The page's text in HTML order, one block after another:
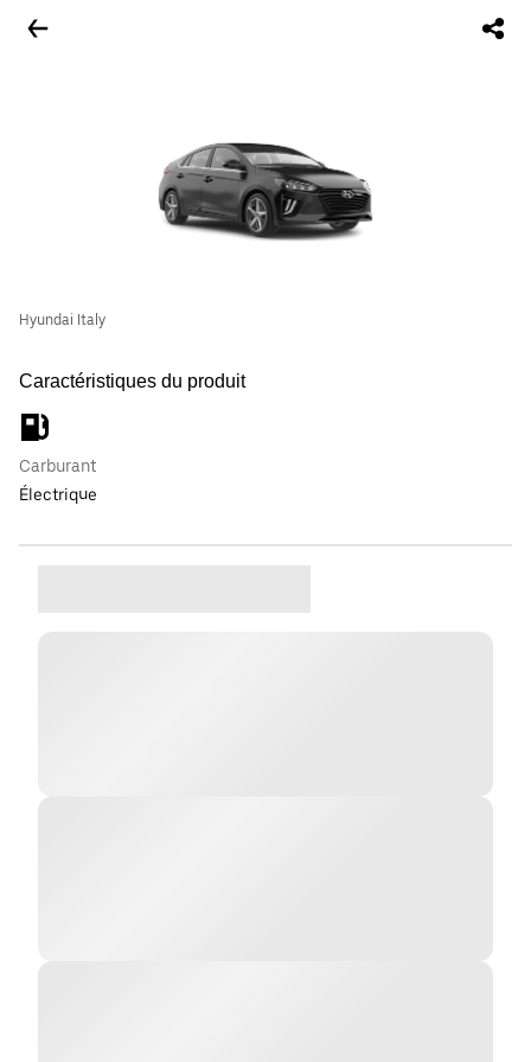
Hyundai Italy
Caractéristiques du produit
Carburant
Électrique